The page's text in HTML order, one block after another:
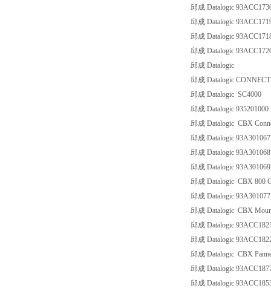
邱成 Datalogic
邱成 Datalogic
邱成 Datalogic
邱成 Datalogic
邱成 Datalogic
邱成 Datalogic
邱成 Datalogic SC4000
邱成 Datalogic
邱成 Datalogic CBX
邱成 Datalogic
邱成 Datalogic
邱成 Datalogic
邱成 Datalogic CBX 800
邱成 Datalogic
邱成 Datalogic CBX
邱成 Datalogic
邱成 Datalogic
邱成 Datalogic CBX
邱成 Datalogic
邱成 Datalogic